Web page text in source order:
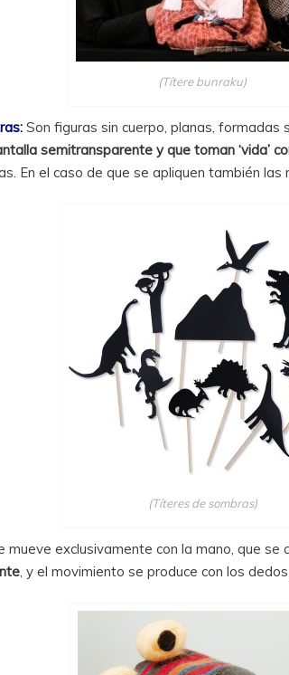
(Títere bunraku)
Son figuras sin cuerpo, planas, formadas
semitransparente y que toman ‘vida’
En el caso de que se apliquen también las
(Títeres de sombras)
mueve exclusivamente con la mano, que
, y el movimiento se produce con los